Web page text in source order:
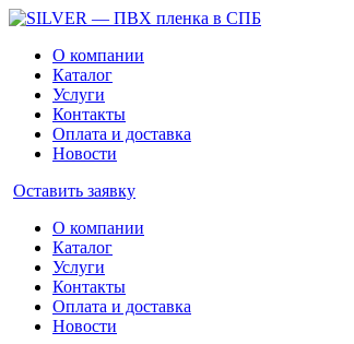
О компании
Каталог
Услуги
Контакты
Оплата и доставка
Новости
Оставить заявку
О компании
Каталог
Услуги
Контакты
Оплата и доставка
Новости